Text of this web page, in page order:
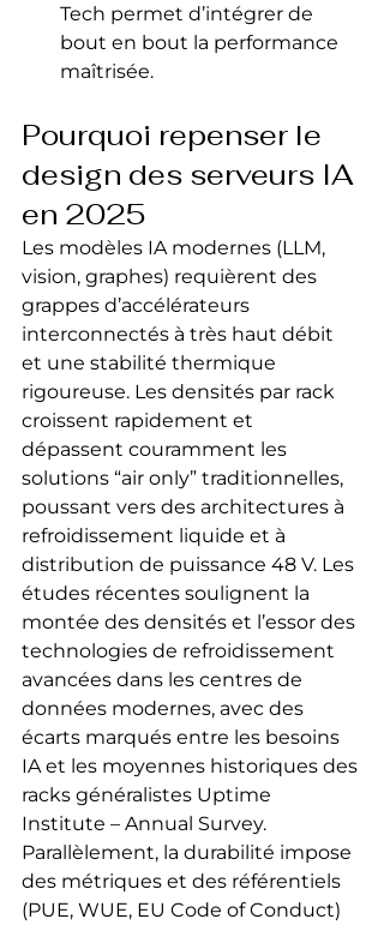
Tech permet d’intégrer de
bout en bout la performance
maîtrisée.
Pourquoi repenser le
design des serveurs IA
en 2025
Les modèles IA modernes (LLM,
vision, graphes) requièrent des
grappes d’accélérateurs
interconnectés à très haut débit
et une stabilité thermique
rigoureuse. Les densités par rack
croissent rapidement et
dépassent couramment les
solutions “air only” traditionnelles,
poussant vers des architectures à
refroidissement liquide et à
distribution de puissance 48 V. Les
études récentes soulignent la
montée des densités et l’essor des
technologies de refroidissement
avancées dans les centres de
données modernes, avec des
écarts marqués entre les besoins
IA et les moyennes historiques des
racks généralistes Uptime
Institute – Annual Survey.
Parallèlement, la durabilité impose
des métriques et des référentiels
(PUE, WUE, EU Code of Conduct)